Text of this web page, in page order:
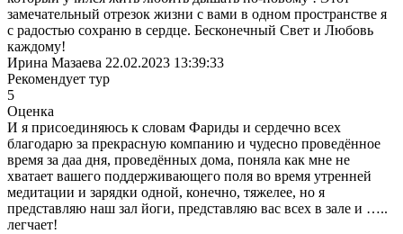
замечательный отрезок жизни с вами в одном пространстве я
с радостью сохраню в сердце. Бесконечный Свет и Любовь
каждому!
Ирина Мазаева 22.02.2023 13:39:33
Рекомендует тур
5
Оценка
И я присоединяюсь к словам Фариды и сердечно всех
благодарю за прекрасную компанию и чудесно проведённое
время за даа дня, проведённых дома, поняла как мне не
хватает вашего поддерживающего поля во время утренней
медитации и зарядки одной, конечно, тяжелее, но я
представляю наш зал йоги, представляю вас всех в зале и …..
легчает!